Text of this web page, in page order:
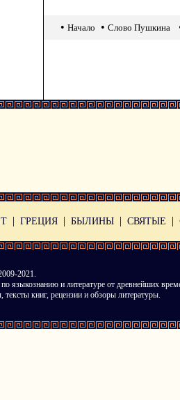
• Начало • Слово Пушкина
| ГРЕЦИЯ | БЫЛИНЫ | СВЯТЫЕ |
2021.
языкознанию и литературе от древнейших
книг, рецензии и обзоры литературы.